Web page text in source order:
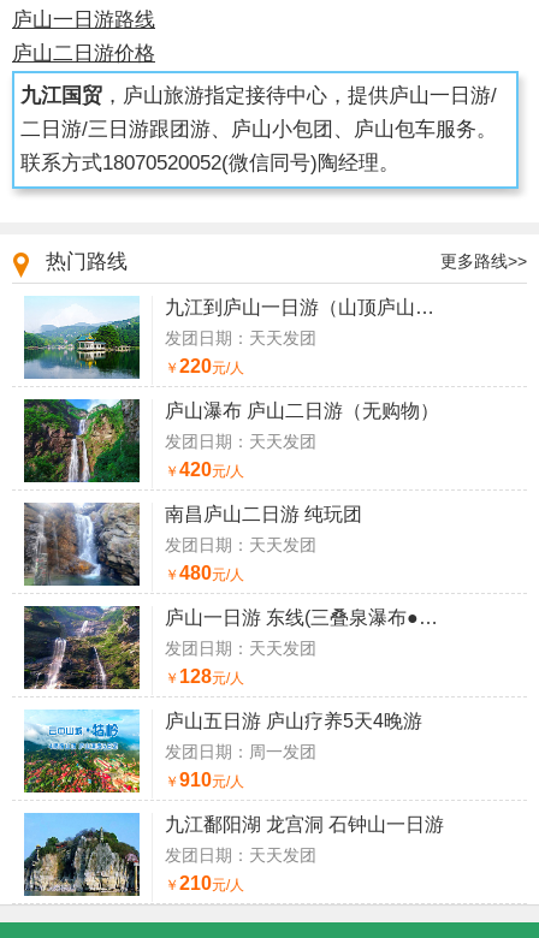
庐山一日游路线
庐山二日游价格
九江国贸 ，庐山旅游指定接待中心，提供庐山一日游/
二日游/三日游跟团游、庐山小包团、庐山包车服务。
联系方式18070520052(微信同号)陶经理。
热门路线 更多路线>>
九江到庐山一日游（山顶庐山一日游）
发团日期：天天发团
￥ 220元/人
庐山瀑布 庐山二日游（无购物）
发团日期：天天发团
￥ 420元/人
南昌庐山二日游 纯玩团
发团日期：天天发团
￥ 480元/人
庐山一日游 东线(三叠泉瀑布●秀峰瀑布)
发团日期：天天发团
￥ 128元/人
庐山五日游 庐山疗养5天4晚游
发团日期：周一发团
￥ 910元/人
九江鄱阳湖 龙宫洞 石钟山一日游
发团日期：天天发团
￥ 210元/人